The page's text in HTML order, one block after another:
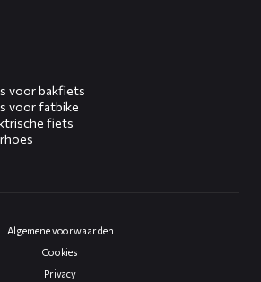
voor bakfiets
voor fatbike
fiets
Algemene voorwaarden
Cookies
Privacy